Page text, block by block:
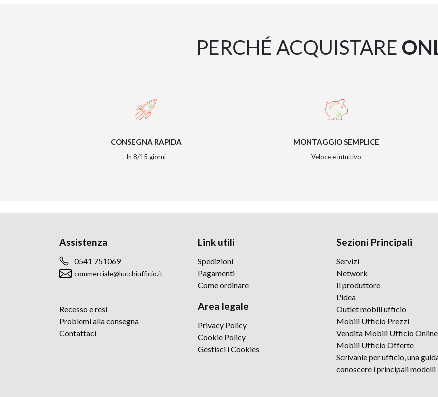
PERCHÉ ACQUISTARE
CONSEGNA RAPIDA
In 8/15 giorni
MONTAGGIO SEMPLICE
Veloce e intuitivo
Assistenza
0541 751069
commerciale@lucchiufficio.it
Recesso e resi
Problemi alla consegna
Contattaci
Link utili
Spedizioni
Pagamenti
Come ordinare
Area legale
Privacy Policy
Cookie Policy
Gestisci i Cookies
Sezioni Principali
Servizi
Network
Il produttore
L'idea
Outlet mobili ufficio
Mobili Ufficio Prezzi
Vendita Mobili Ufficio Online
Mobili Ufficio Offerte
Scrivanie per ufficio, una
conoscere i principali modelli